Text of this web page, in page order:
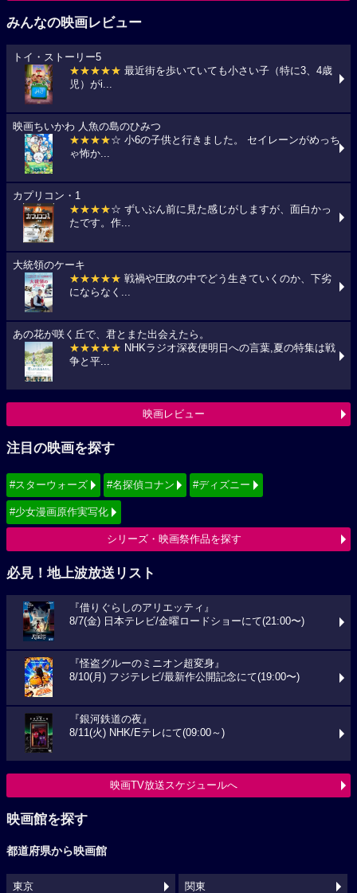
みんなの映画レビュー
トイ・ストーリー5
★★★★★ 最近街を歩いていても小さい子（特に3、4歳
児）がi...
映画ちいかわ 人魚の島のひみつ
★★★★☆ 小6の子供と行きました。 セイレーンがめっち
ゃ怖か...
カプリコン・1
★★★★☆ ずいぶん前に見た感じがしますが、面白かっ
たです。作...
大統領のケーキ
★★★★★ 戦禍や圧政の中でどう生きていくのか、下劣
にならなく...
あの花が咲く丘で、君とまた出会えたら。
★★★★★ NHKラジオ深夜便明日への言葉,夏の特集は戦
争と平...
映画レビュー
注目の映画を探す
#スターウォーズ #名探偵コナン #ディズニー
#少女漫画原作実写化
シリーズ・映画祭作品を探す
必見！地上波放送リスト
『借りぐらしのアリエッティ』
8/7(金) 日本テレビ/金曜ロードショーにて(21:00〜)
『怪盗グルーのミニオン超変身』
8/10(月) フジテレビ/最新作公開記念にて(19:00〜)
『銀河鉄道の夜』
8/11(火) NHK/Eテレにて(09:00～)
映画TV放送スケジュールへ
映画館を探す
都道府県から映画館
東京 関東